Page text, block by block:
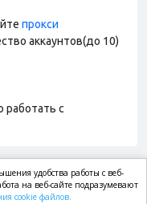
прокси
аккаунтов(до 10)
работать с
удобства работы с веб-
на веб-сайте подразумевают
cookie файлов.